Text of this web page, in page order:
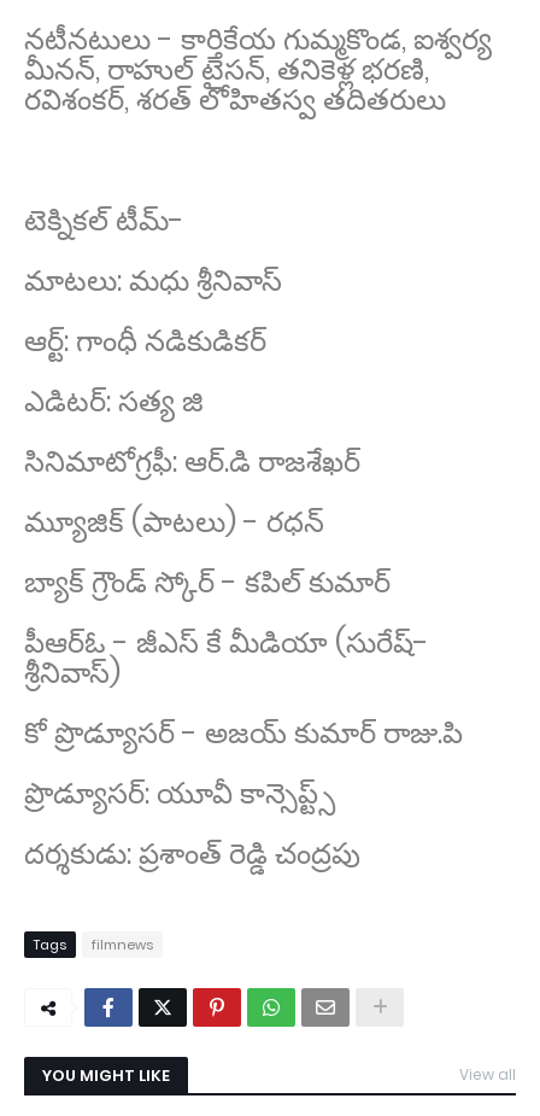
నటీనటులు - కార్తికేయ గుమ్మకొండ, ఐశ్వర్య
మీనన్, రాహుల్ టైసన్, తనికెళ్ల భరణి,
రవిశంకర్, శరత్ లోహితస్వ తదితరులు
టెక్నికల్ టీమ్-
మాటలు: మధు శ్రీనివాస్
ఆర్ట్: గాంధీ నడికుడికర్
ఎడిటర్: సత్య జి
సినిమాటోగ్రఫీ: ఆర్.డి రాజశేఖర్
మ్యూజిక్ (పాటలు) - రధన్
బ్యాక్ గ్రౌండ్ స్కోర్ - కపిల్ కుమార్
పీఆర్ఓ - జీఎస్ కే మీడియా (సురేష్-
శ్రీనివాస్)
కో ప్రొడ్యూసర్ - అజయ్ కుమార్ రాజు.పి
ప్రొడ్యూసర్: యూవీ కాన్సెప్ట్స్
దర్శకుడు: ప్రశాంత్ రెడ్డి చంద్రపు
Tags filmnews
YOU MIGHT LIKE View all